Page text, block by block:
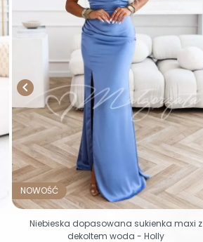

NOWOŚĆ
Niebieska dopasowana sukienka maxi z
dekoltem woda - Holly